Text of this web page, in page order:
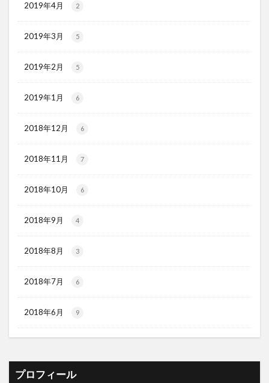
2019年4月 2
2019年3月 5
2019年2月 5
2019年1月 6
2018年12月 6
2018年11月 7
2018年10月 6
2018年9月 4
2018年8月 3
2018年7月 6
2018年6月 9
プロフィール